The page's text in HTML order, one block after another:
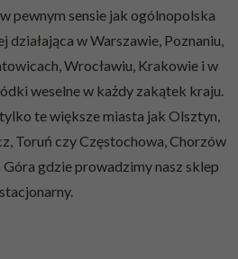
pewnym sensie jak ogólnopolska
działająca w Warszawie, Poznaniu,
Wrocławiu, Krakowie i w
weselne w każdy zakątek kraju.
te większe miasta jak Olsztyn,
Toruń czy Częstochowa, Chorzów
gdzie prowadzimy nasz sklep
stacjonarny.